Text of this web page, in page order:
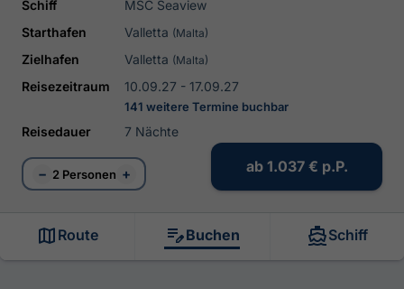
Schiff
MSC Seaview
Starthafen
Valletta (Malta)
Zielhafen Valletta (Malta)
Reisezeitraum 10.09.27 - 17.09.27
141 weitere Termine buchbar
Reisedauer 7 Nächte
− 2 Personen + ab 1.037 € p.P.
Route Buchen Schiff